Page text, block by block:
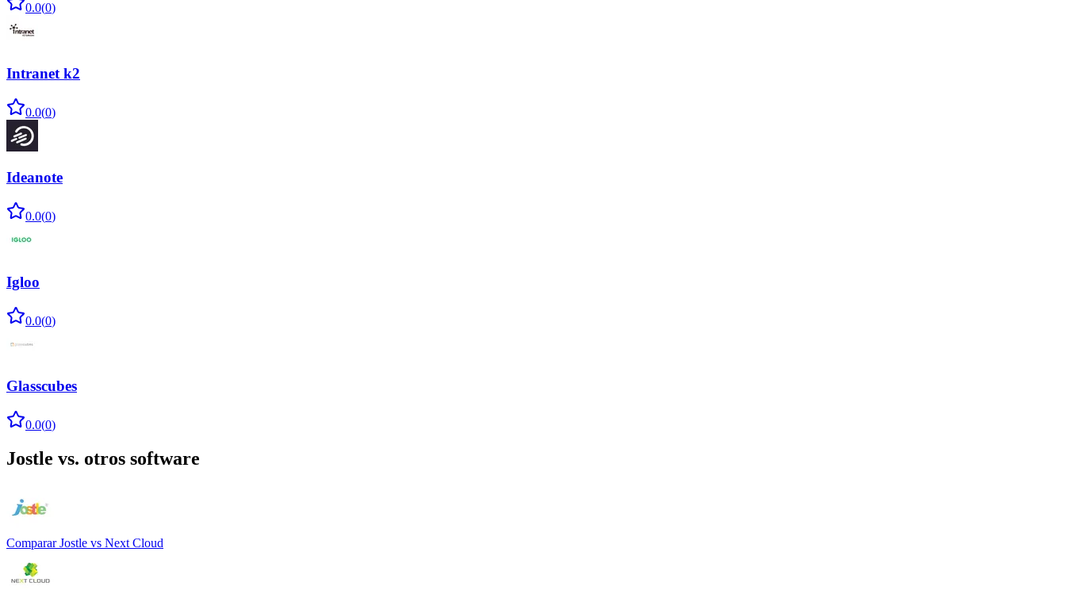
0.0(0)
Intranet k2
0.0(0)
Ideanote
0.0(0)
Igloo
0.0(0)
Glasscubes
0.0(0)
Jostle vs. otros software
Comparar Jostle vs Next Cloud